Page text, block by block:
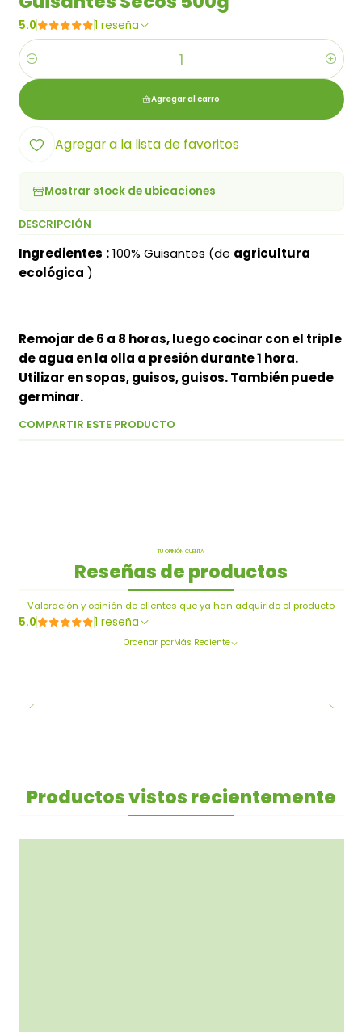
5.0 1 reseña
Cantidad
Agregar al carro
Agregar a la lista de favoritos
Mostrar stock de ubicaciones
DESCRIPCIÓN
Ingredientes :100% Guisantes (de agricultura
ecológica )
Remojar de 6 a 8 horas, luego cocinar con el triple
de agua en la olla a presión durante 1 hora.
Utilizar en sopas, guisos, guisos. También puede
germinar.
COMPARTIR ESTE PRODUCTO
TU OPINIÓN CUENTA
Reseñas de productos
Valoración y opinión de clientes que ya han adquirido el producto
5.0 1 reseña
Ordenar porMás Reciente
Productos vistos recientemente